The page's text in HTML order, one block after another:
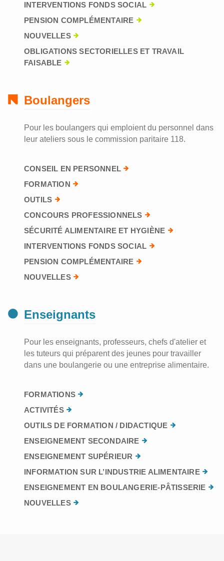
INTERVENTIONS FONDS SOCIAL
PENSION COMPLÉMENTAIRE
NOUVELLES
OBLIGATIONS SECTORIELLES ET TRAVAIL
FAISABLE
Boulangers
Pour les boulangers qui emploient du personnel dans
leur ateliers sous le commission paritaire 118.
CONSEIL EN PERSONNEL
FORMATION
OUTILS
CONCOURS PROFESSIONNELS
SÉCURITÉ ALIMENTAIRE ET HYGIÈNE
INTERVENTIONS FONDS SOCIAL
PENSION COMPLÉMENTAIRE
NOUVELLES
Enseignants
Pour les enseignants, professeurs, chefs d'atelier et
les tuteurs qui préparent des jeunes pour travailler
dans une boulangerie ou une entreprise alimentaire.
FORMATIONS
ACTIVITÉS
OUTILS DE FORMATION / DIDACTIQUE
ENSEIGNEMENT SECONDAIRE
ENSEIGNEMENT SUPÉRIEUR
INFORMATION SUR L’INDUSTRIE ALIMENTAIRE
ENSEIGNEMENT EN BOULANGERIE-PÂTISSERIE
NOUVELLES